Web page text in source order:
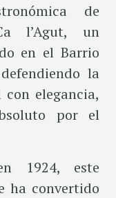
de
l’Agut, un
en el Barrio
la
elegancia,
por el
1924, este
ha convertido